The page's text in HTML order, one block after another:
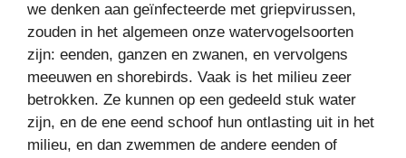
we denken aan geïnfecteerde met griepvirussen,
zouden in het algemeen onze watervogelsoorten
zijn: eenden, ganzen en zwanen, en vervolgens
meeuwen en shorebirds. Vaak is het milieu zeer
betrokken. Ze kunnen op een gedeeld stuk water
zijn, en de ene eend schoof hun ontlasting uit in het
milieu, en dan zwemmen de andere eenden of